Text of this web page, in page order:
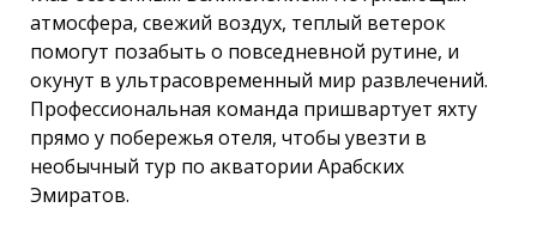
атмосфера, свежий воздух, теплый ветерок
помогут позабыть о повседневной рутине, и
окунут в ультрасовременный мир развлечений.
Профессиональная команда пришвартует яхту
прямо у побережья отеля, чтобы увезти в
необычный тур по акватории Арабских
Эмиратов.